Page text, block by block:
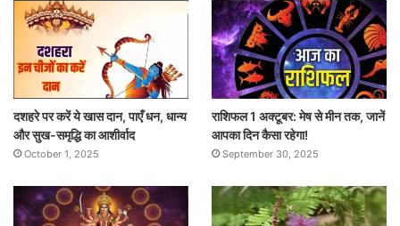
दशहरे पर करें ये खास दान, पाएँ धन, धान्य
और सुख-समृद्धि का आशीर्वाद
October 1, 2025
राशिफल 1 अक्टूबर: मेष से मीन तक, जानें
आपका दिन कैसा रहेगा!
September 30, 2025